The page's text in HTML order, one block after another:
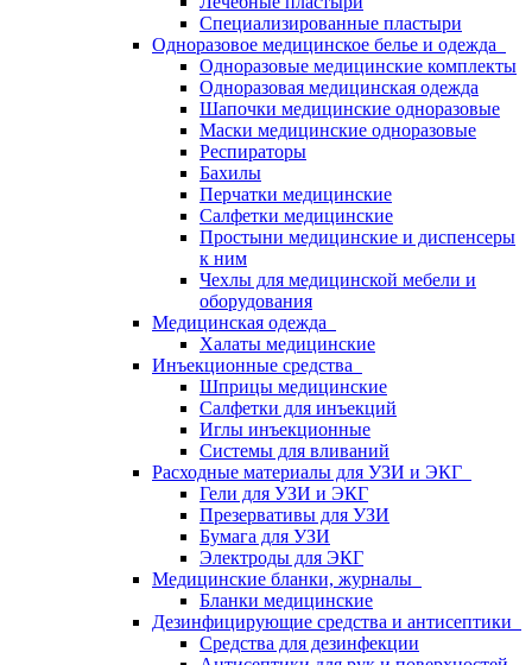
Специализированные пластыри
Одноразовое медицинское белье и одежда
Одноразовые медицинские комплекты
Одноразовая медицинская одежда
Шапочки медицинские одноразовые
Маски медицинские одноразовые
Респираторы
Бахилы
Перчатки медицинские
Салфетки медицинские
Простыни медицинские и диспенсеры
к ним
Чехлы для медицинской мебели и
оборудования
Медицинская одежда
Халаты медицинские
Инъекционные средства
Шприцы медицинские
Салфетки для инъекций
Иглы инъекционные
Системы для вливаний
Расходные материалы для УЗИ и ЭКГ
Гели для УЗИ и ЭКГ
Презервативы для УЗИ
Бумага для УЗИ
Электроды для ЭКГ
Медицинские бланки, журналы
Бланки медицинские
Дезинфицирующие средства и антисептики
Средства для дезинфекции